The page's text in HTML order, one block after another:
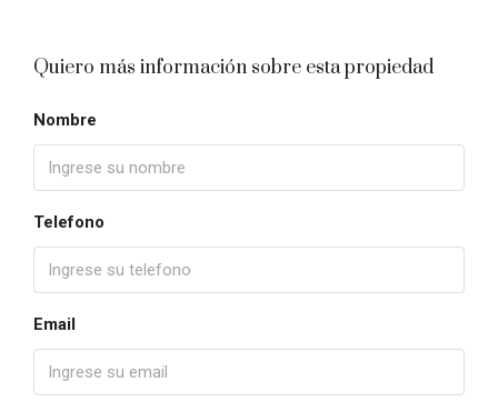
Quiero más información sobre esta propiedad
Nombre
Telefono
Email